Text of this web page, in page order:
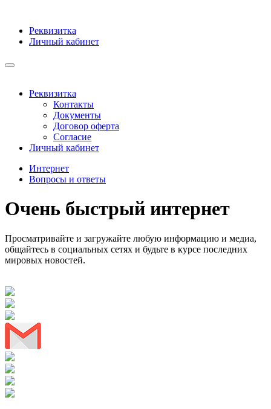
Реквизитка
Личный кабинет
Реквизитка
Контакты
Документы
Договор оферта
Согласие
Личный кабинет
Интернет
Вопросы и ответы
Очень быстрый интернет
Просматривайте и загружайте любую информацию и медиа,
общайтесь в социальных сетях и будьте в курсе последних
мировых новостей.